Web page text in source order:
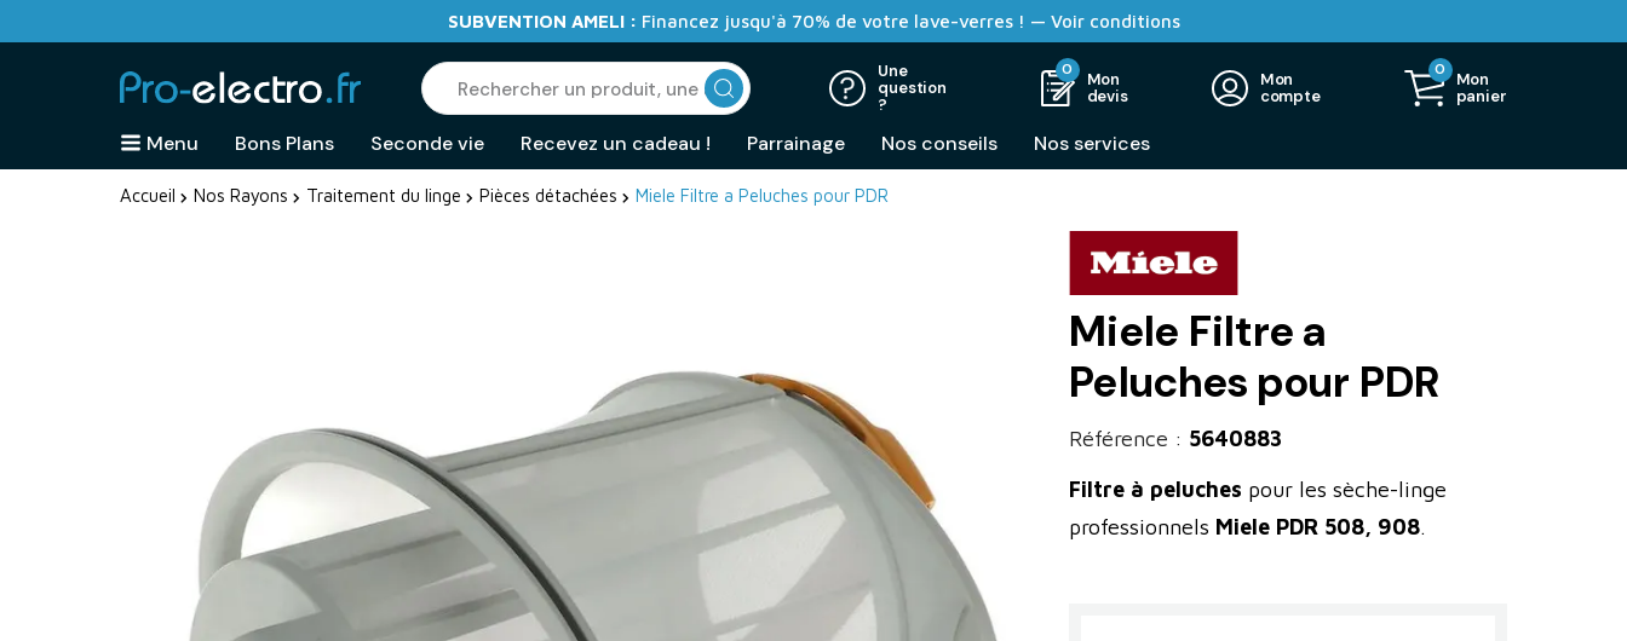
SUBVENTION AMELI : Financez jusqu'à 70% de votre lave-verres ! — Voir conditions
Une
question
?
Mon
devis
0
Mon
compte
0
Mon
panier
Menu Bons Plans Seconde vie Recevez un cadeau ! Parrainage Nos conseils Nos services
Accueil Nos Rayons Traitement du linge Pièces détachées Miele Filtre a Peluches pour PDR
Miele Filtre a
Peluches pour PDR
Référence : 5640883
Filtre à peluches pour les sèche-linge
professionnels Miele PDR 508, 908.